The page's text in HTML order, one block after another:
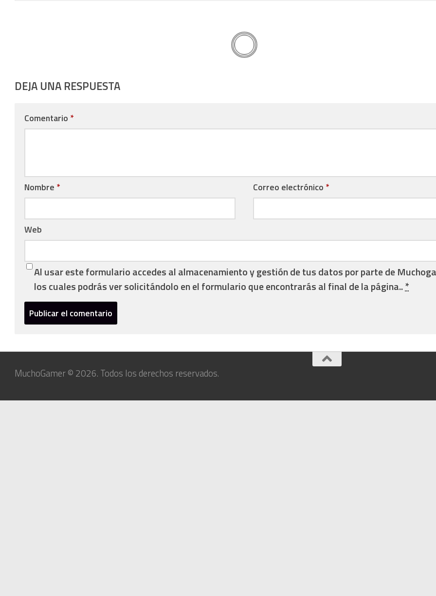
DEJA UNA RESPUESTA
Comentario *
Nombre * Correo electrónico *
Web
Al usar este formulario accedes al almacenamiento y gestión de tus datos por parte de
los cuales podrás ver solicitándolo en el formulario que encontrarás al final de la página..*
MuchoGamer © 2026. Todos los derechos reservados.